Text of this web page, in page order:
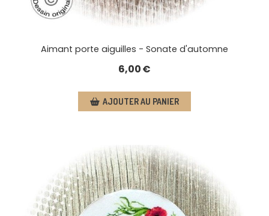
Aimant porte aiguilles - Sonate d'automne
6,00€
AJOUTER AU PANIER